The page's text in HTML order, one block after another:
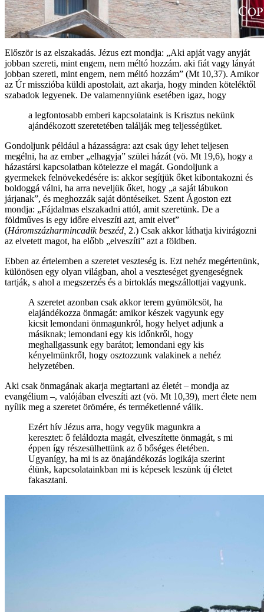
Először is az elszakadás. Jézus ezt mondja: „Aki apját vagy anyját
jobban szereti, mint engem, nem méltó hozzám. aki fiát vagy lányát
jobban szereti, mint engem, nem méltó hozzám” (Mt 10,37). Amikor
az Úr misszióba küldi apostolait, azt akarja, hogy minden köteléktől
szabadok legyenek. De valamennyiünk esetében igaz, hogy
a legfontosabb emberi kapcsolataink is Krisztus nekünk
ajándékozott szeretetében találják meg teljességüket.
Gondoljunk például a házasságra: azt csak úgy lehet teljesen
megélni, ha az ember „elhagyja” szülei házát (vö. Mt 19,6), hogy a
házastársi kapcsolatban kötelezze el magát. Gondoljunk a
gyermekek felnövekedésére is: akkor segítjük őket kibontakozni és
boldoggá válni, ha arra neveljük őket, hogy „a saját lábukon
járjanak”, és meghozzák saját döntéseiket. Szent Ágoston ezt
mondja: „Fájdalmas elszakadni attól, amit szeretünk. De a
földműves is egy időre elveszíti azt, amit elvet”
(Háromszázharmincadik beszéd, 2.) Csak akkor láthatja kivirágozni
az elvetett magot, ha előbb „elveszíti” azt a földben.
Ebben az értelemben a szeretet veszteség is. Ezt nehéz megértenünk,
különösen egy olyan világban, ahol a veszteséget gyengeségnek
tartják, s ahol a megszerzés és a birtoklás megszállottjai vagyunk.
A szeretet azonban csak akkor terem gyümölcsöt, ha
elajándékozza önmagát: amikor készek vagyunk egy
kicsit lemondani önmagunkról, hogy helyet adjunk a
másiknak; lemondani egy kis időnkről, hogy
meghallgassunk egy barátot; lemondani egy kis
kényelmünkről, hogy osztozzunk valakinek a nehéz
helyzetében.
Aki csak önmagának akarja megtartani az életét – mondja az
evangélium –, valójában elveszíti azt (vö. Mt 10,39), mert élete nem
nyílik meg a szeretet örömére, és terméketlenné válik.
Ezért hív Jézus arra, hogy vegyük magunkra a
keresztet: ő feláldozta magát, elveszítette önmagát, s mi
éppen így részesülhettünk az ő bőséges életében.
Ugyanígy, ha mi is az önajándékozás logikája szerint
élünk, kapcsolatainkban mi is képesek leszünk új életet
fakasztani.